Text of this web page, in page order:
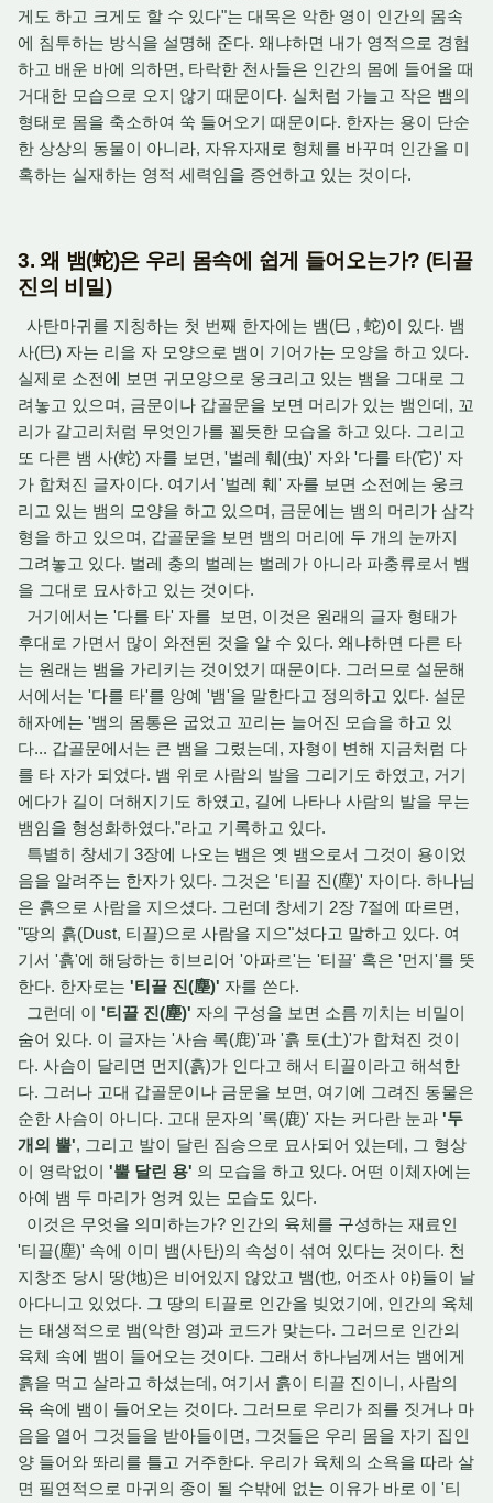
게도 하고 크게도 할 수 있다"는 대목은 악한 영이 인간의 몸속
에 침투하는 방식을 설명해 준다. 왜냐하면 내가 영적으로 경험
하고 배운 바에 의하면, 타락한 천사들은 인간의 몸에 들어올 때
거대한 모습으로 오지 않기 때문이다. 실처럼 가늘고 작은 뱀의
형태로 몸을 축소하여 쑥 들어오기 때문이다. 한자는 용이 단순
한 상상의 동물이 아니라, 자유자재로 형체를 바꾸며 인간을 미
혹하는 실재하는 영적 세력임을 증언하고 있는 것이다.
3. 왜 뱀(蛇)은 우리 몸속에 쉽게 들어오는가? (티끌
진의 비밀)
사탄마귀를 지칭하는 첫 번째 한자에는 뱀(巳 , 蛇)이 있다. 뱀
사(巳) 자는 리을 자 모양으로 뱀이 기어가는 모양을 하고 있다.
실제로 소전에 보면 귀모양으로 웅크리고 있는 뱀을 그대로 그
려놓고 있으며, 금문이나 갑골문을 보면 머리가 있는 뱀인데, 꼬
리가 갈고리처럼 무엇인가를 꾈듯한 모습을 하고 있다. 그리고
또 다른 뱀 사(蛇) 자를 보면, '벌레 훼(虫)' 자와 '다를 타(它)' 자
가 합쳐진 글자이다. 여기서 '벌레 훼' 자를 보면 소전에는 웅크
리고 있는 뱀의 모양을 하고 있으며, 금문에는 뱀의 머리가 삼각
형을 하고 있으며, 갑골문을 보면 뱀의 머리에 두 개의 눈까지
그려놓고 있다. 벌레 충의 벌레는 벌레가 아니라 파충류로서 뱀
을 그대로 묘사하고 있는 것이다.
거기에서는 '다를 타' 자를 보면, 이것은 원래의 글자 형태가
후대로 가면서 많이 와전된 것을 알 수 있다. 왜냐하면 다른 타
는 원래는 뱀을 가리키는 것이었기 때문이다. 그러므로 설문해
서에서는 '다를 타'를 앙예 '뱀'을 말한다고 정의하고 있다. 설문
해자에는 '뱀의 몸통은 굽었고 꼬리는 늘어진 모습을 하고 있
다... 갑골문에서는 큰 뱀을 그렸는데, 자형이 변해 지금처럼 다
를 타 자가 되었다. 뱀 위로 사람의 발을 그리기도 하였고, 거기
에다가 길이 더해지기도 하였고, 길에 나타나 사람의 발을 무는
뱀임을 형성화하였다."라고 기록하고 있다.
특별히 창세기 3장에 나오는 뱀은 옛 뱀으로서 그것이 용이었
음을 알려주는 한자가 있다. 그것은 '티끌 진(塵)' 자이다. 하나님
은 흙으로 사람을 지으셨다. 그런데 창세기 2장 7절에 따르면,
"땅의 흙(Dust, 티끌)으로 사람을 지으"셨다고 말하고 있다. 여
기서 '흙'에 해당하는 히브리어 '아파르'는 '티끌' 혹은 '먼지'를 뜻
한다. 한자로는 '티끌 진(塵)' 자를 쓴다.
그런데 이 '티끌 진(塵)' 자의 구성을 보면 소름 끼치는 비밀이
숨어 있다. 이 글자는 '사슴 록(鹿)'과 '흙 토(土)'가 합쳐진 것이
다. 사슴이 달리면 먼지(흙)가 인다고 해서 티끌이라고 해석한
다. 그러나 고대 갑골문이나 금문을 보면, 여기에 그려진 동물은
순한 사슴이 아니다. 고대 문자의 '록(鹿)' 자는 커다란 눈과 '두
개의 뿔', 그리고 발이 달린 짐승으로 묘사되어 있는데, 그 형상
이 영락없이 '뿔 달린 용' 의 모습을 하고 있다. 어떤 이체자에는
아예 뱀 두 마리가 엉켜 있는 모습도 있다.
이것은 무엇을 의미하는가? 인간의 육체를 구성하는 재료인
'티끌(塵)' 속에 이미 뱀(사탄)의 속성이 섞여 있다는 것이다. 천
지창조 당시 땅(地)은 비어있지 않았고 뱀(也, 어조사 야)들이 날
아다니고 있었다. 그 땅의 티끌로 인간을 빚었기에, 인간의 육체
는 태생적으로 뱀(악한 영)과 코드가 맞는다. 그러므로 인간의
육체 속에 뱀이 들어오는 것이다. 그래서 하나님께서는 뱀에게
흙을 먹고 살라고 하셨는데, 여기서 흙이 티끌 진이니, 사람의
육 속에 뱀이 들어오는 것이다. 그러므로 우리가 죄를 짓거나 마
음을 열어 그것들을 받아들이면, 그것들은 우리 몸을 자기 집인
양 들어와 똬리를 틀고 거주한다. 우리가 육체의 소욕을 따라 살
면 필연적으로 마귀의 종이 될 수밖에 없는 이유가 바로 이 '티